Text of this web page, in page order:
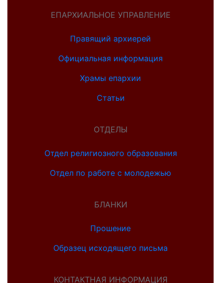
ЕПАРХИАЛЬНОЕ УПРАВЛЕНИЕ
Правящий архиерей
Официальная информация
Храмы епархии
Статьи
ОТДЕЛЫ
Отдел религиозного образования
Отдел по работе с молодежью
БЛАНКИ
Прошение
Образец исходящего письма
КОНТАКТНАЯ ИНФОРМАЦИЯ